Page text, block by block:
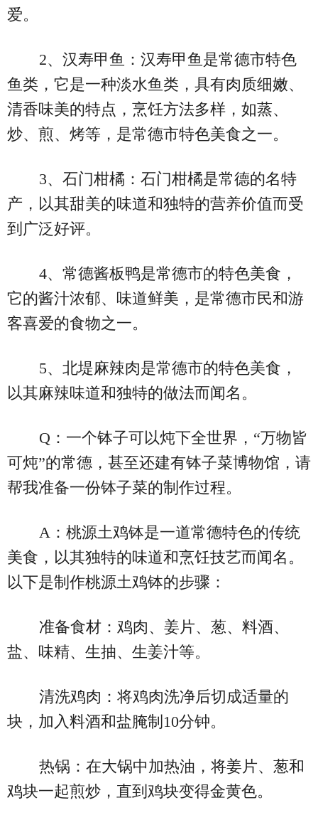
爱。
2、汉寿甲鱼：汉寿甲鱼是常德市特色
鱼类，它是一种淡水鱼类，具有肉质细嫩、
清香味美的特点，烹饪方法多样，如蒸、
炒、煎、烤等，是常德市特色美食之一。
3、石门柑橘：石门柑橘是常德的名特
产，以其甜美的味道和独特的营养价值而受
到广泛好评。
4、常德酱板鸭是常德市的特色美食，
它的酱汁浓郁、味道鲜美，是常德市民和游
客喜爱的食物之一。
5、北堤麻辣肉是常德市的特色美食，
以其麻辣味道和独特的做法而闻名。
Q：一个钵子可以炖下全世界，“万物皆
可炖”的常德，甚至还建有钵子菜博物馆，请
帮我准备一份钵子菜的制作过程。
A：桃源土鸡钵是一道常德特色的传统
美食，以其独特的味道和烹饪技艺而闻名。
以下是制作桃源土鸡钵的步骤：
准备食材：鸡肉、姜片、葱、料酒、
盐、味精、生抽、生姜汁等。
清洗鸡肉：将鸡肉洗净后切成适量的
块，加入料酒和盐腌制10分钟。
热锅：在大锅中加热油，将姜片、葱和
鸡块一起煎炒，直到鸡块变得金黄色。